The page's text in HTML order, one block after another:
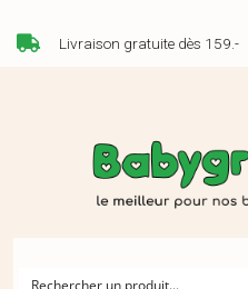
Livraison gratuite dès 159.-